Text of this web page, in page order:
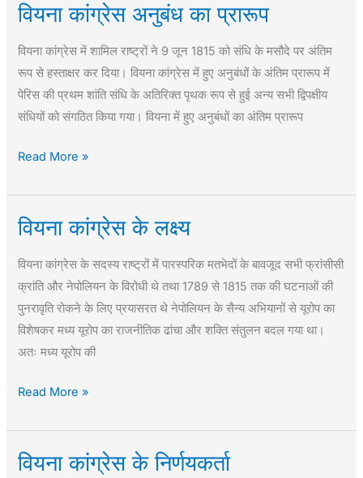
वियना कांग्रेस अनुबंध का प्रारूप
वियना कांग्रेस में शामिल राष्ट्रों ने 9 जून 1815 को संधि के मसौदे पर अंतिम
रूप से हस्ताक्षर कर दिया। वियना कांग्रेस में हुए अनुबंधों के अंतिम प्रारूप में
पेरिस की प्रथम शांति संधि के अतिरिक्त पृथक रूप से हुई अन्य सभी द्विपक्षीय
संधियों को संगठित किया गया। वियना में हुए अनुबंधों का अंतिम प्रारूप
वियना
अनुबंध
का
प्रारूप
Read More »
वियना कांग्रेस के लक्ष्य
वियना कांग्रेस के सदस्य राष्ट्रों में पारस्परिक मतभेदों के बावजूद सभी फ्रांसीसी
क्रांति और नेपोलियन के विरोधी थे तथा 1789 से 1815 तक की घटनाओं की
पुनरावृति रोकने के लिए प्रयासरत थे नेपोलियन के सैन्य अभियानों से यूरोप का
विशेषकर मध्य यूरोप का राजनीतिक ढांचा और शक्ति संतुलन बदल गया था।
अतः मध्य यूरोप की
वियना
के
लक्ष्य
Read More »
वियना कांग्रेस के निर्णयकर्ता
वियना